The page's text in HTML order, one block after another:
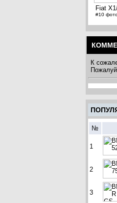
Fiat
#10
К
№
1
2
3